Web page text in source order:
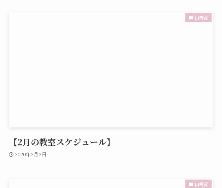
山野流
【2月の教室スケジュール】
2020年2月2日
山野流